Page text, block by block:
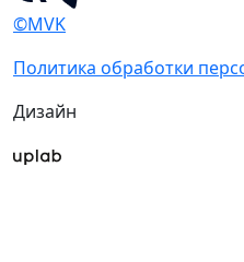
©MVK
Политика обработки
Дизайн